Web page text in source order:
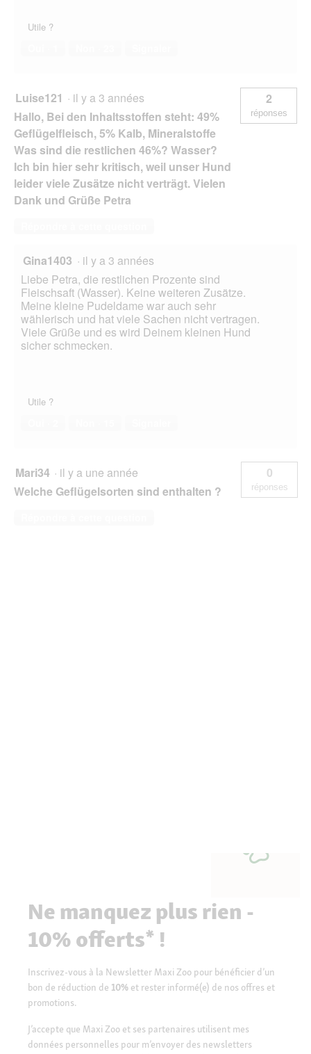
Utile ?
Luise121 · il y a 3 années
Hallo, Bei den Inhalts­stoffen steht: 49%
Geflügelfleisch, 5% Kalb, Mineralstoffe
Was sind die restlichen 46%? Wasser?
Ich bin hier sehr kritisch, weil unser Hund
leider viele Zusätze nicht verträgt. Vielen
Dank und Grüße Petra
2
réponses
Gina1403 · il y a 3 années
Liebe Petra, die restlichen Prozente sind
Fleischsaft (Wasser). Keine weiteren Zusätze.
Meine kleine Pudeldame war auch sehr
wählerisch und hat viele Sachen nicht vertragen.
Viele Grüße und es wird Deinem kleinen Hund
sicher schmecken.
Utile ?
Mari34 · il y a une année
Welche Geflügelsorten sind enthalten ?
0
réponses
Ne manquez plus rien -
10% offerts* !
Inscrivez-vous à la Newsletter Maxi Zoo pour bénéficier d’un
bon de réduction de 10% et rester informé(e) de nos offres et
promotions.
J’accepte que Maxi Zoo et ses partenaires utilisent mes
données personnelles pour m’envoyer des newsletters